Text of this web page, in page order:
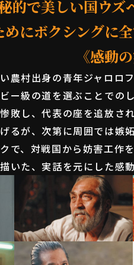
的で美しい国ウズ
にボクシングに
《感動
農村出身の青年ジャロロ
ー級の道を選ぶことでの
敗し、代表の座を追放さ
るが、次第に周囲では嫉
で、対戦国から妨害工作
いた、実話を元にした感動